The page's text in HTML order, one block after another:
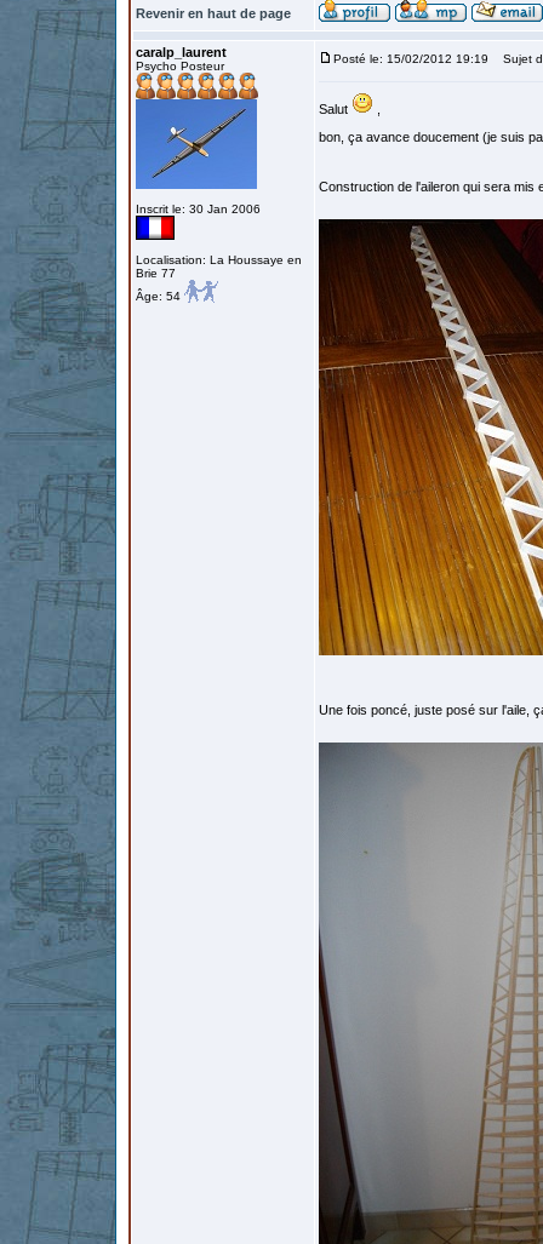
Revenir en haut de page
caralp_laurent
Psycho Posteur
Inscrit le: 30 Jan 2006
Localisation: La Houssaye en
Brie 77
Âge: 54
Posté le: 15/02/2012 19:19 Sujet
Salut
bon, ça avance doucement (je suis
Construction de l'aileron qui sera mis
Une fois poncé, juste posé sur l'aile,